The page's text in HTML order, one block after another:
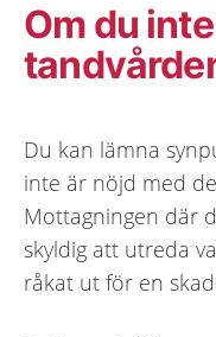
Om du
Du kan lämna
inte är nöjd med
Mottagningen där
skyldig att utreda
råkat ut för en